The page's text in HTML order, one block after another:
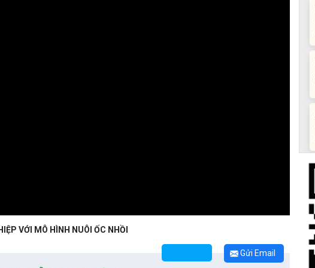
VỚI MÔ HÌNH NUÔI ỐC NHỒI
Gửi Email